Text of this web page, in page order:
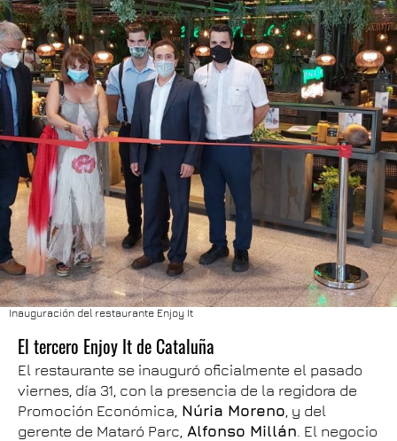
Inauguración del restaurante Enjoy It
El tercero Enjoy It de Cataluña
El restaurante se inauguró oficialmente el pasado
viernes, día 31, con la presencia de la regidora de
Promoción Económica, Núria Moreno, y del
gerente de Mataró Parc, Alfonso Millán. El negocio